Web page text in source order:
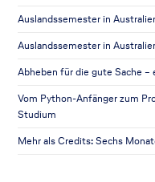
Auslandssemester in
Auslandssemester in
Abheben für die gute Sache
Vom Python-Anfänger zum
Studium
Mehr als Credits: Sechs